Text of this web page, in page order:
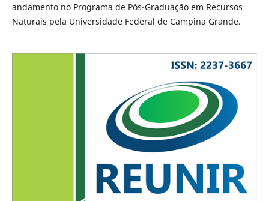
andamento no Programa de Pós-Graduação em Recursos
Naturais pela Universidade Federal de Campina Grande.